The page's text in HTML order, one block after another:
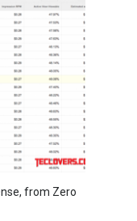
from Zero